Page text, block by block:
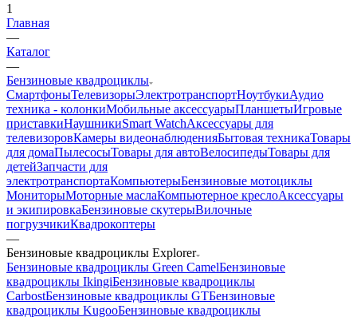
1
Главная
—
Каталог
—
Бензиновые квадроциклы
СмартфоныТелевизорыЭлектротранспортНоутбукиАудио
техника - колонкиМобильные аксессуарыПланшетыИгровые
приставкиНаушникиSmart WatchАксессуары для
телевизоровКамеры видеонаблюденияБытовая техникаТовары
для домаПылесосыТовары для автоВелосипедыТовары для
детейЗапчасти для
электротранспортаКомпьютерыБензиновые мотоциклы
МониторыМоторные маслаКомпьютерное креслоАксессуары
и экипировкаБензиновые скутерыВилочные
погрузчикиКвадрокоптеры
—
Бензиновые квадроциклы Explorer
Бензиновые квадроциклы Green CamelБензиновые
квадроциклы IkingiБензиновые квадроциклы
CarbostБензиновые квадроциклы GTБензиновые
квадроциклы KugooБензиновые квадроциклы